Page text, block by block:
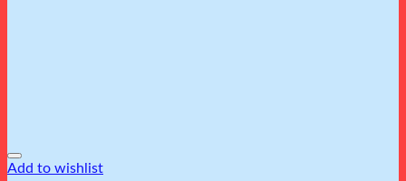
Add to wishlist